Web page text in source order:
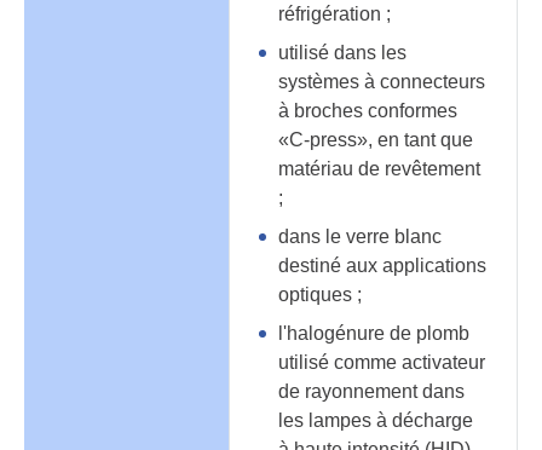
réfrigération ;
utilisé dans les
systèmes à connecteurs
à broches conformes
«C-press», en tant que
matériau de revêtement
;
dans le verre blanc
destiné aux applications
optiques ;
l'halogénure de plomb
utilisé comme activateur
de rayonnement dans
les lampes à décharge